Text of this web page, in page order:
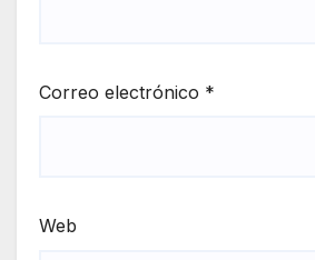
Correo electrónico *
Web